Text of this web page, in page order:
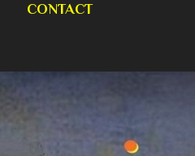
CONTACT